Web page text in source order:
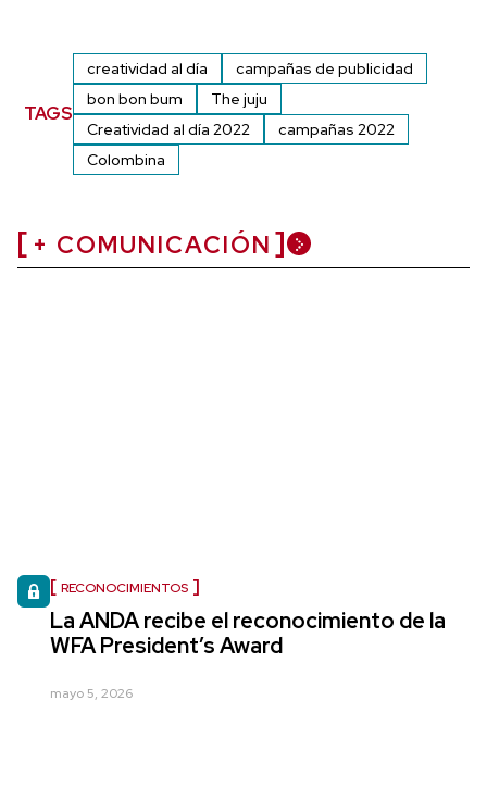
TAGS
creatividad al día
campañas de publicidad
bon bon bum
The juju
Creatividad al día 2022
campañas 2022
Colombina
+ COMUNICACIÓN
RECONOCIMIENTOS
La ANDA recibe el reconocimiento de la
WFA President’s Award
mayo 5, 2026